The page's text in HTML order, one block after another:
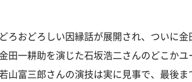
ろおどろしい因縁話が展開され、ついに金
一耕助を演じた石坂浩二さんのどこかユ
山富三郎さんの演技は実に見事で、最後ま